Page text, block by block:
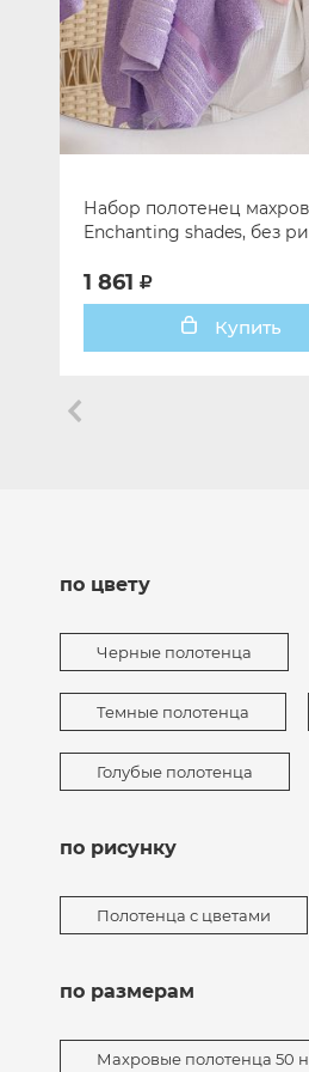
Набор полотенец
Enchanting shades, без
1 861
Купить
по цвету
Черные полотенца
Темные полотенца
Голубые полотенца
по рисунку
Полотенца с цветами
по размерам
Махровые полотенца 50